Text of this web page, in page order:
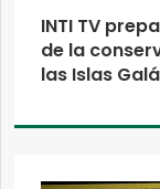
INTI TV
de la
las Islas